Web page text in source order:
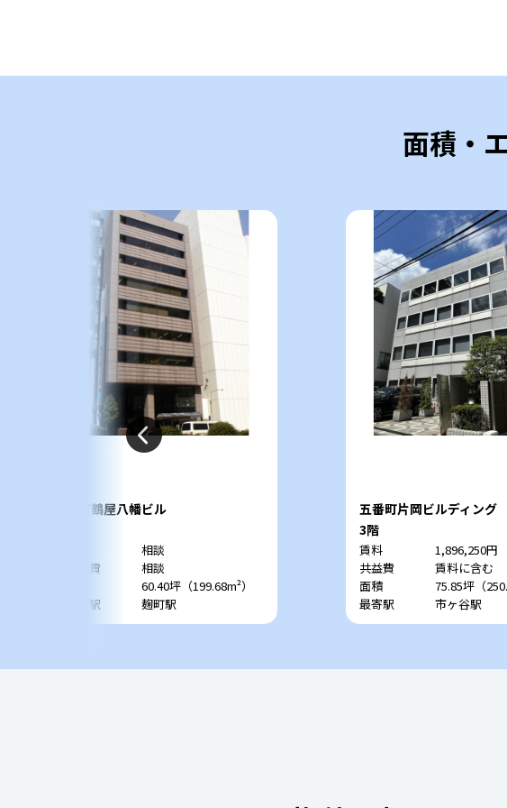
面積・
麹町鶴屋八幡ビル
相談
共益費
相談
60.40坪（199.68m²）
最寄駅
麹町駅
五番町片岡ビルディング
3階
賃料
1,896,250円
共益費
賃料に含む
面積
75.85坪（
最寄駅
市ヶ谷駅